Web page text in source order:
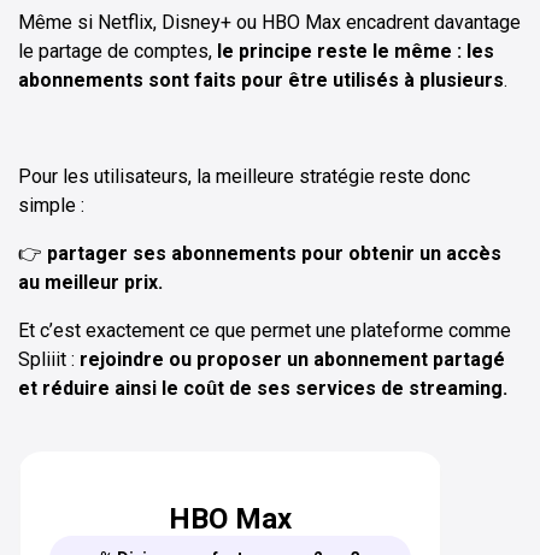
Même si Netflix, Disney+ ou HBO Max encadrent davantage
le partage de comptes, le principe reste le même : les
abonnements sont faits pour être utilisés à plusieurs.
Pour les utilisateurs, la meilleure stratégie reste donc
simple :
👉 partager ses abonnements pour obtenir un accès
au meilleur prix.
Et c’est exactement ce que permet une plateforme comme
Spliiit : rejoindre ou proposer un abonnement partagé
et réduire ainsi le coût de ses services de streaming.
HBO Max